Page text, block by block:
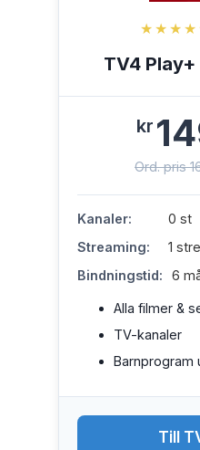
TV4
kr
Ord. pris
Kanaler:
0 st
Streaming:
1
Bindningstid:
6
Alla filmer &
TV-kanaler
Barnprogram
Till